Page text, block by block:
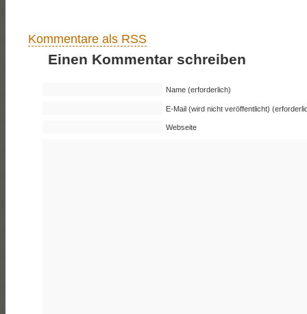
Kommentare als RSS
Einen Kommentar schreiben
Name (erforderlich)
E-Mail (wird nicht veröffentlicht)
Webseite